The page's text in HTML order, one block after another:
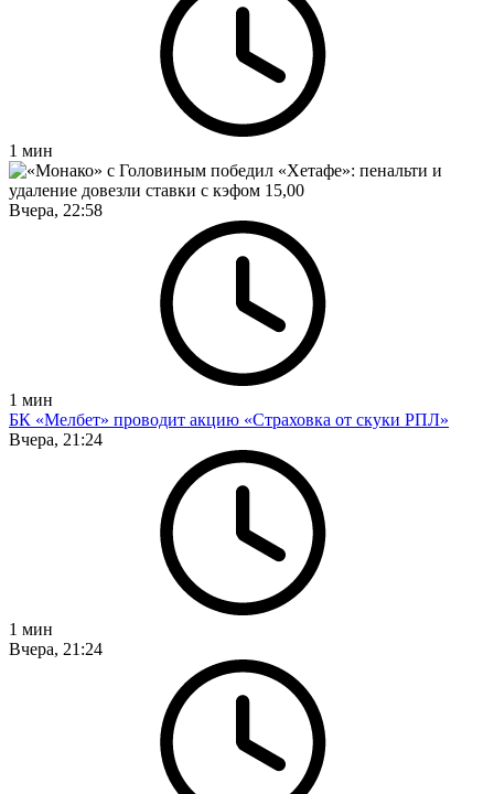
1 мин
Вчера, 22:58
1 мин
БК «Мелбет» проводит акцию «Страховка от скуки РПЛ»
Вчера, 21:24
1 мин
Вчера, 21:24